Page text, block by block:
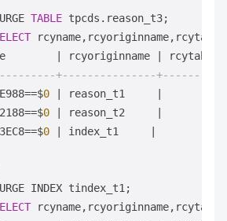
TABLE tpcds.reason_t3;
rcyoriginname
+---------------
==$0 reason_t1
==$0 reason_t2
==$0 index_t1
INDEX tindex_t1;